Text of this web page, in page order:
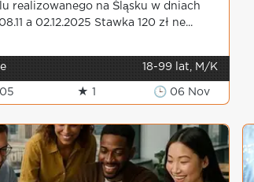
realizowanego na Śląsku w dniach
a 02.12.2025 Stawka 120 zł ne...
18-99 lat, M/K
★ 1 🕒 06 Nov